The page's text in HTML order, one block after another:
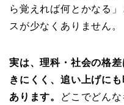
ら覚えれば何とかなる
スが少なくありません。
実は、理科・社会の格
きにくく、追い上げに
あります。
どこでどん